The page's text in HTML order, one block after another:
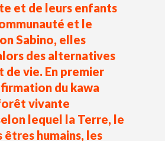
et de leurs enfants
et le
Sabino, elles
des alternatives
de vie. En premier
du kawa
vivante
lequel la Terre, le
êtres humains, les